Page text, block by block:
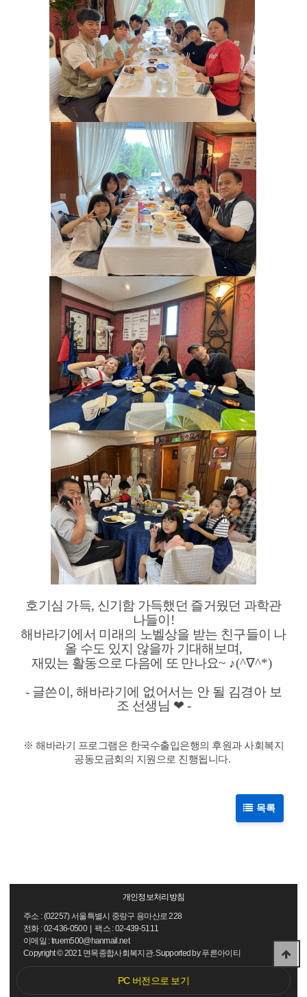
호기심 가득, 신기함 가득했던 즐거웠던 과학관
나들이!
해바라기에서 미래의 노벨상을 받는 친구들이 나
올 수도 있지 않을까 기대해보며,
재밌는 활동으로 다음에 또 만나요~ ♪(^∇^*)
- 글쓴이, 해바라기에 없어서는 안 될 김경아 보
조 선생님 ❤ -
※ 해바라기 프로그램은 한국수출입은행의 후원과 사회복지
공동모금회의 지원으로 진행됩니다.
목록
개인정보처리방침
주소 : (02257) 서울특별시 중랑구 용마산로 228
전화 : 02-436-0500 | 팩스 : 02-439-5111
이메일 : truem500@hanmail.net
Copyright©2021 면목종합사회복지관. Supported by푸른아이티
PC 버전으로 보기